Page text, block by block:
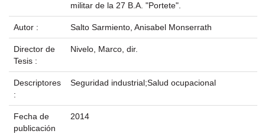
militar de la 27 B.A. "Portete".
Autor : Salto Sarmiento, Anisabel Monserrath
Director de
Tesis :
Nivelo, Marco, dir.
Descriptores
:
Seguridad industrial;Salud ocupacional
Fecha de
publicación
2014